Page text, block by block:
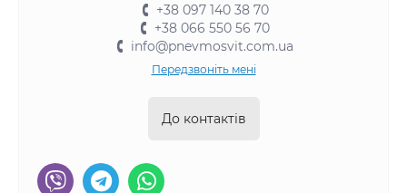
+38 097 140 38 70
+38 066 550 56 70
info@pnevmosvit.com.ua
Передзвоніть мені
До контактів